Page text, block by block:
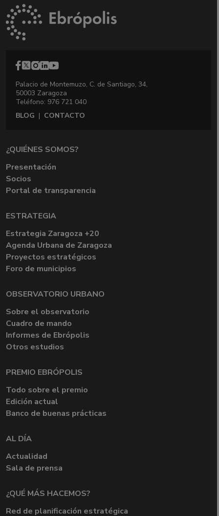
Palacio de Montemuzo, C. de Santiago, 34,
50003 Zaragoza
Teléfono: 976 721 040
BLOG | CONTACTO
¿QUIÉNES SOMOS?
Presentación
Socios
Portal de transparencia
ESTRATEGIA
Estrategia Zaragoza +20
Agenda Urbana de Zaragoza
Proyectos estratégicos
Foro de municipios
OBSERVATORIO URBANO
Sobre el observatorio
Cuadro de mando
Informes de Ebrópolis
Otros estudios
PREMIO EBRÓPOLIS
Todo sobre el premio
Edición actual
Banco de buenas prácticas
AL DÍA
Actualidad
Sala de prensa
¿QUÉ MÁS HACEMOS?
Red de planificación estratégica